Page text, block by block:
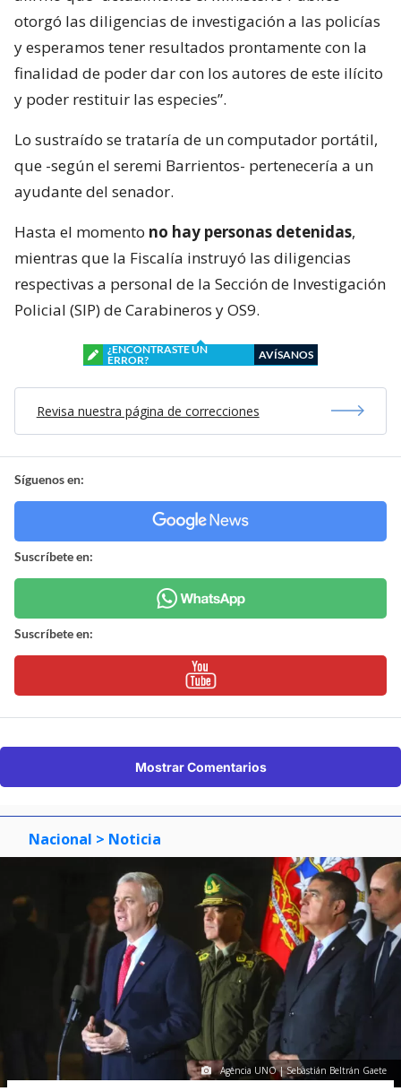
otorgó las diligencias de investigación a las policías
y esperamos tener resultados prontamente con la
finalidad de poder dar con los autores de este ilícito
y poder restituir las especies”.
Lo sustraído se trataría de un computador portátil,
que -según el seremi Barrientos- pertenecería a un
ayudante del senador.
Hasta el momento no hay personas detenidas,
mientras que la Fiscalía instruyó las diligencias
respectivas a personal de la Sección de Investigación
Policial (SIP) de Carabineros y OS9.
¿ENCONTRASTE UN
ERROR?
AVÍSANOS
Revisa nuestra página de correcciones
Síguenos en:
Suscríbete en:
Suscríbete en:
Mostrar Comentarios
Nacional > Noticia
Agencia UNO | Sebastián Beltrán Gaete